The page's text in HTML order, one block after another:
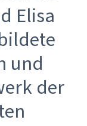
Elisa
und
der